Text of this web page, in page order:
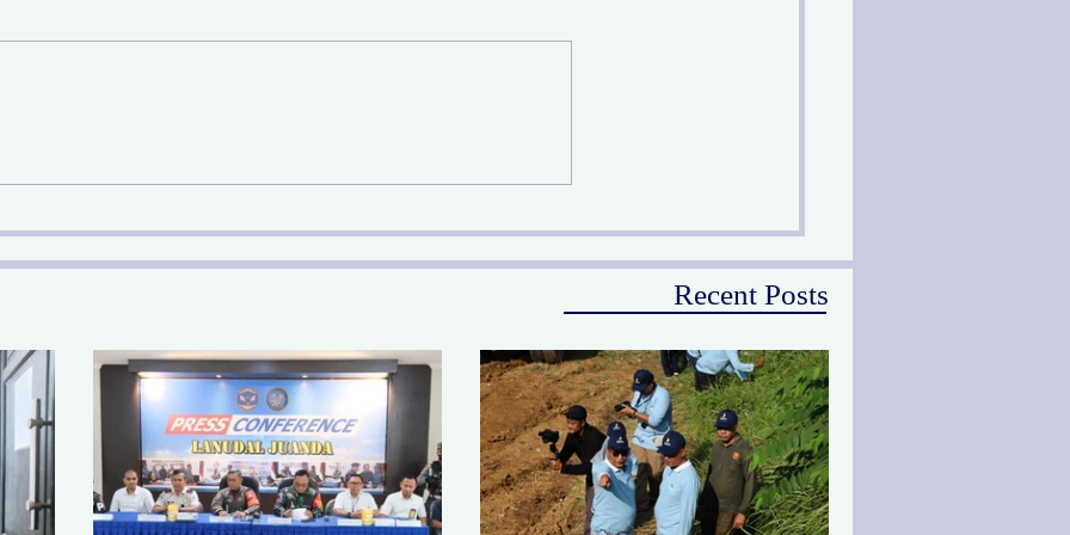
Juanda Gagalkan
di Bandara Juanda
Nasional
Recent Posts